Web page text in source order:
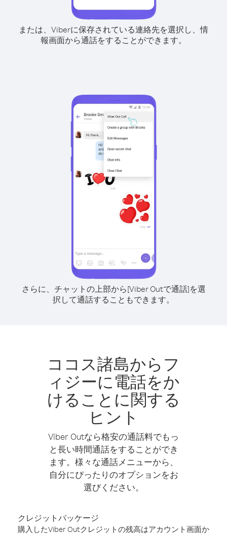
または、Viberに保存されている連絡先を選択し、情
報画面から通話をすることができます。
さらに、チャットの上部から[Viber Outで通話]を選
択して通話することもできます。
ココス諸島からフ
ィジーに電話をか
けることに関する
ヒント
Viber Outなら格安の通話料でもっ
と長い時間通話をすることができ
ます。様々な通話メニューから、
自分にぴったりのオプションをお
選びください。
クレジットパッケージ
購入したViber Outクレジットの残高はアカウント画面か